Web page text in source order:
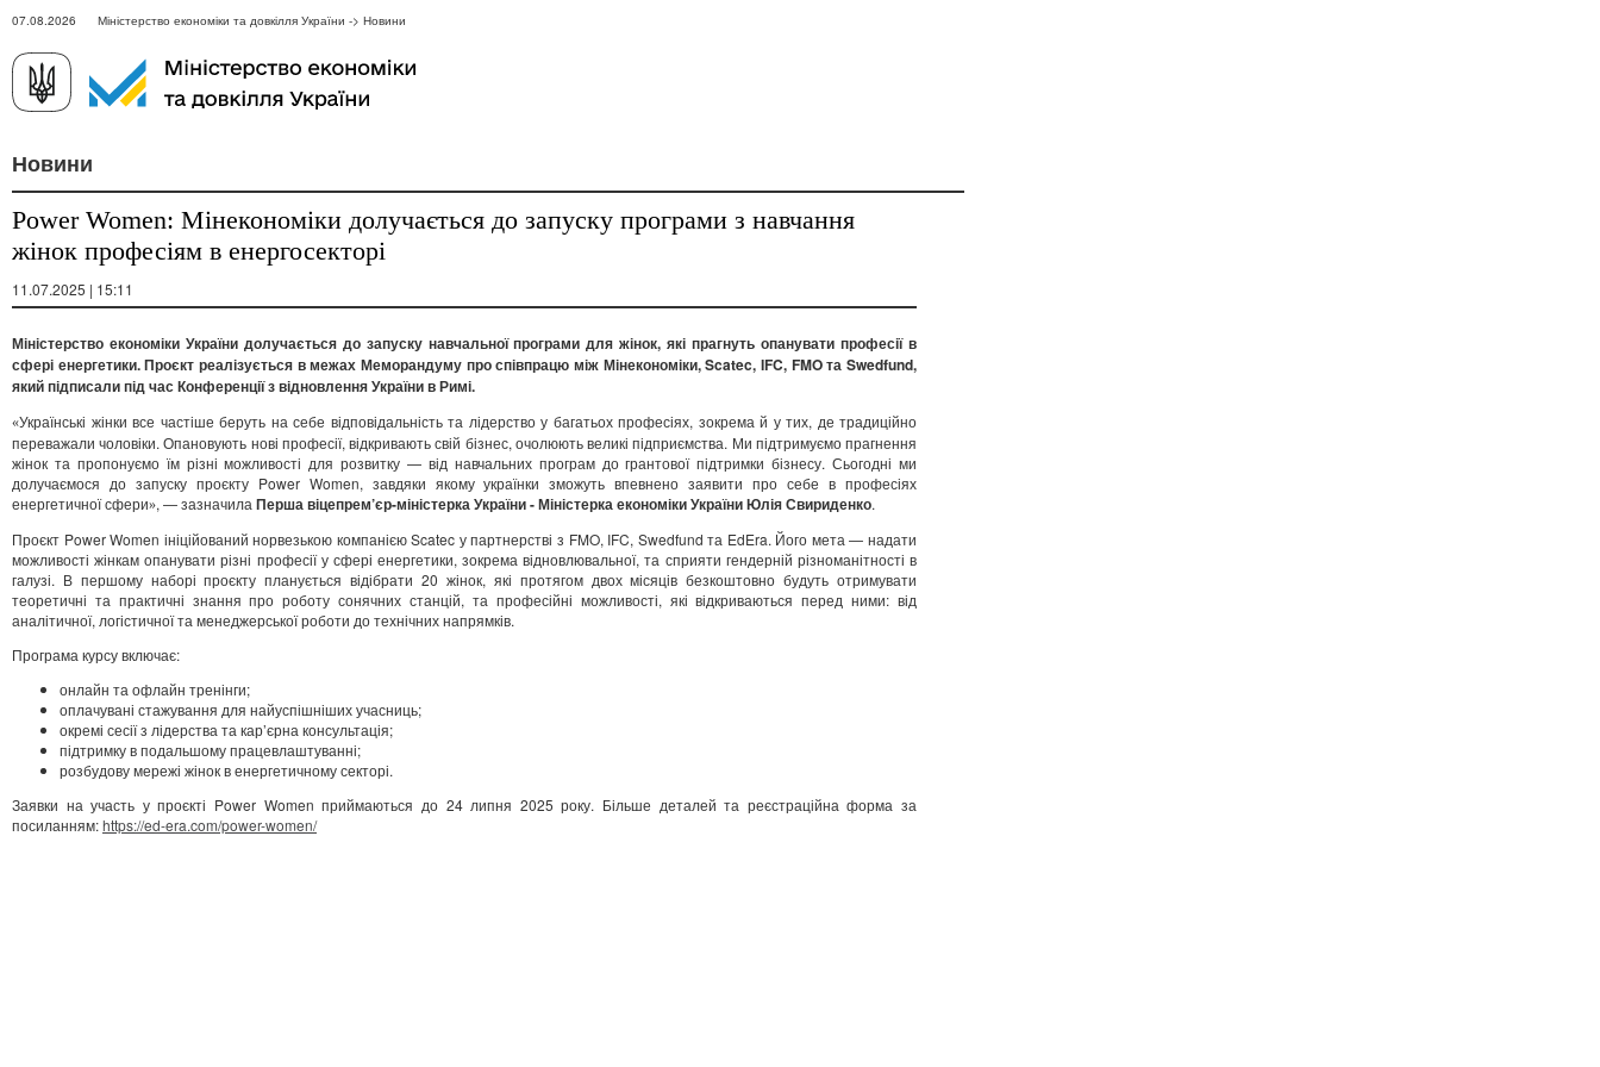
07.08.2026 Міністерство економіки та довкілля України -> Новини
Новини
Power Women: Мінекономіки долучається до запуску програми з навчання
жінок професіям в енергосекторі
11.07.2025 | 15:11
Міністерство економіки України долучається до запуску навчальної програми для жінок, які прагнуть опанувати професії в
сфері енергетики. Проєкт реалізується в межах Меморандуму про співпрацю між Мінекономіки, Scatec, IFC, FMO та Swedfund,
який підписали під час Конференції з відновлення України в Римі.
«Українські жінки все частіше беруть на себе відповідальність та лідерство у багатьох професіях, зокрема й у тих, де традиційно
переважали чоловіки. Опановують нові професії, відкривають свій бізнес, очолюють великі підприємства. Ми підтримуємо прагнення
жінок та пропонуємо їм різні можливості для розвитку — від навчальних програм до грантової підтримки бізнесу. Сьогодні ми
долучаємося до запуску проєкту Power Women, завдяки якому українки зможуть впевнено заявити про себе в професіях
енергетичної сфери», — зазначила Перша віцепрем’єр-міністерка України - Міністерка економіки України Юлія Свириденко.
Проєкт Power Women ініційований норвезькою компанією Scatec у партнерстві з FMO, IFC, Swedfund та EdEra. Його мета — надати
можливості жінкам опанувати різні професії у сфері енергетики, зокрема відновлювальної, та сприяти гендерній різноманітності в
галузі. В першому наборі проєкту планується відібрати 20 жінок, які протягом двох місяців безкоштовно будуть отримувати
теоретичні та практичні знання про роботу сонячних станцій, та професійні можливості, які відкриваються перед ними: від
аналітичної, логістичної та менеджерської роботи до технічних напрямків.
Програма курсу включає:
онлайн та офлайн тренінги;
оплачувані стажування для найуспішніших учасниць;
окремі сесії з лідерства та кар’єрна консультація;
підтримку в подальшому працевлаштуванні;
розбудову мережі жінок в енергетичному секторі.
Заявки на участь у проєкті Power Women приймаються до 24 липня 2025 року. Більше деталей та реєстраційна форма за
посиланням:https://ed-era.com/power-women/